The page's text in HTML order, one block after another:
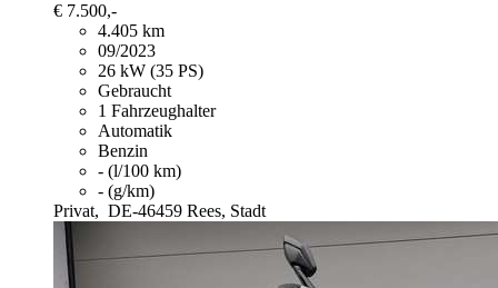
€ 7.500,-
4.405 km
09/2023
26 kW (35 PS)
Gebraucht
1 Fahrzeughalter
Automatik
Benzin
- (l/100 km)
- (g/km)
Privat, DE-46459 Rees, Stadt